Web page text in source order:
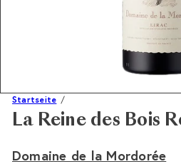
Startseite
La Reine des Bois
Domaine de la Mordorée